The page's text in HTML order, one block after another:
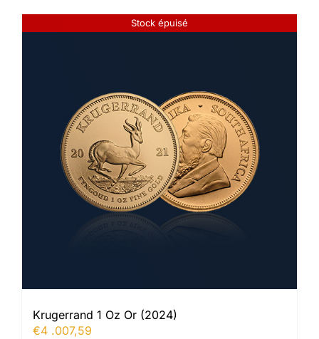
Stock épuisé
Krugerrand 1 Oz Or (2024)
€4 .007,59